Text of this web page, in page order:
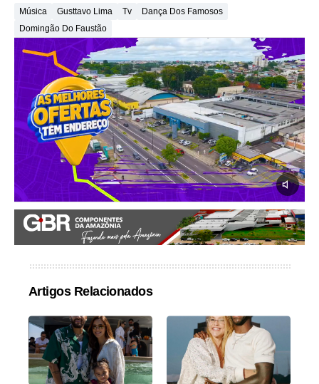
Música Gusttavo Lima Tv
Dança Dos Famosos
Domingão Do Faustão
Artigos Relacionados